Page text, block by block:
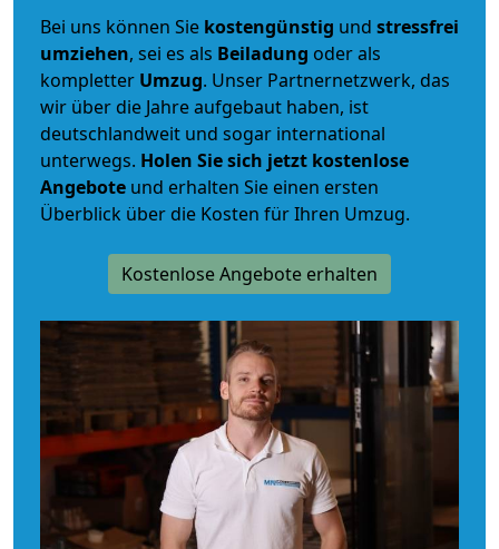
Bei uns können Sie kostengünstig und stressfrei
umziehen, sei es als Beiladung oder als
kompletter Umzug. Unser Partnernetzwerk, das
wir über die Jahre aufgebaut haben, ist
deutschlandweit und sogar international
unterwegs. Holen Sie sich jetzt kostenlose
Angebote und erhalten Sie einen ersten
Überblick über die Kosten für Ihren Umzug.
Kostenlose Angebote erhalten